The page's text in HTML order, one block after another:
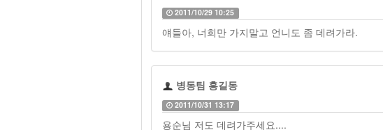
2011/10/29 10:25
얘들아, 너희만 가지말고 언니도 좀 데려가라.
병동팀 홍길동
2011/10/31 13:17
용순님 저도 데려가주세요....